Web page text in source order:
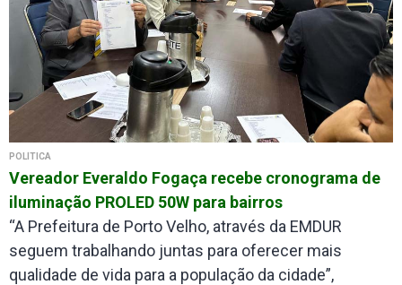
POLÍTICA
Vereador Everaldo Fogaça recebe cronograma de
iluminação PROLED 50W para bairros
“A Prefeitura de Porto Velho, através da EMDUR
seguem trabalhando juntas para oferecer mais
qualidade de vida para a população da cidade”,